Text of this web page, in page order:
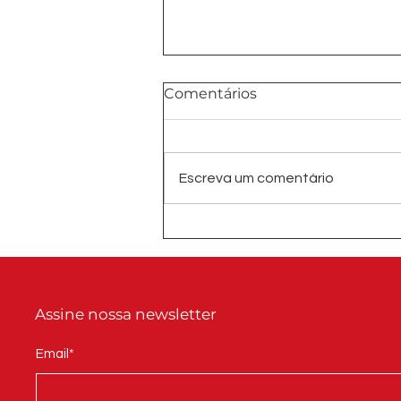
Comentários
Escreva um comentário
Assine nossa newsletter
Email*